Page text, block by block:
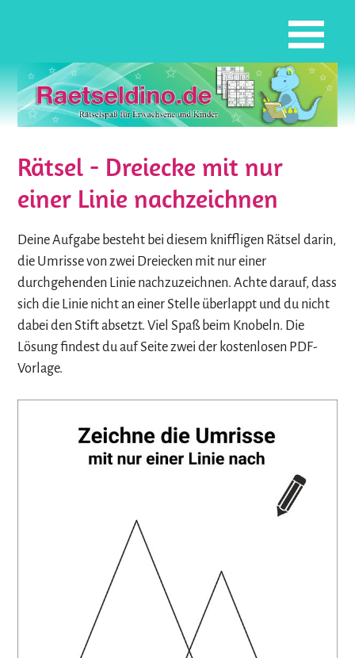
Rätsel - Dreiecke mit nur
einer Linie nachzeichnen
Deine Aufgabe besteht bei diesem kniffligen Rätsel darin,
die Umrisse von zwei Dreiecken mit nur einer
durchgehenden Linie nachzuzeichnen. Achte darauf, dass
sich die Linie nicht an einer Stelle überlappt und du nicht
dabei den Stift absetzt. Viel Spaß beim Knobeln. Die
Lösung findest du auf Seite zwei der kostenlosen PDF-
Vorlage.